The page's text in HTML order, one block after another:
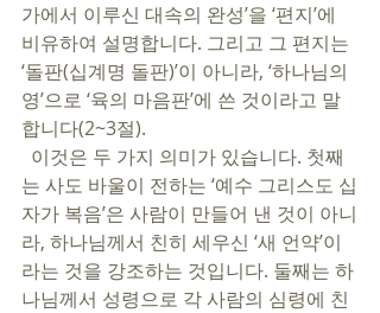
가에서 이루신 대속의 완성’을 ‘편지’에
비유하여 설명합니다. 그리고 그 편지는
‘돌판(십계명 돌판)’이 아니라, ‘하나님의
영’으로 ‘육의 마음판’에 쓴 것이라고 말
합니다(2~3절).
는 사도 바울이 전하는 ‘예수 그리스도 십
자가 복음’은 사람이 만들어 낸 것이 아니
라, 하나님께서 친히 세우신 ‘새 언약’이
라는 것을 강조하는 것입니다. 둘째는 하
나님께서 성령으로 각 사람의 심령에 친